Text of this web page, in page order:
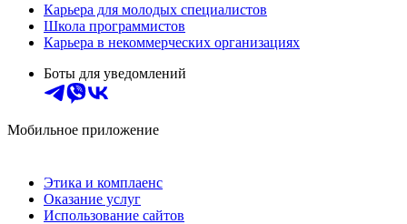
Карьера для молодых специалистов
Школа программистов
Карьера в некоммерческих организациях
Боты для уведомлений
Мобильное приложение
Этика и комплаенс
Оказание услуг
Использование сайтов